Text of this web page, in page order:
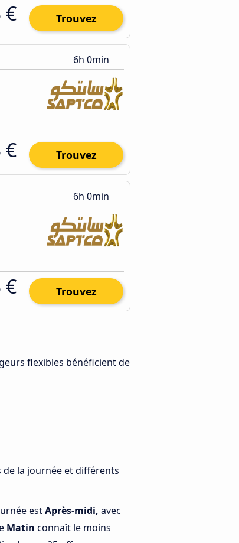
€ Trouvez
6h 0min
€ Trouvez
6h 0min
€ Trouvez
flexibles bénéficient de
la journée et différents
estAprès-midi, avec
Matin connaît le moins